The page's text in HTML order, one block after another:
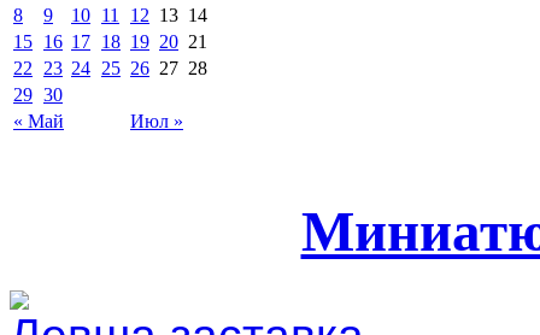
« Май Июл »
8
9 10 11 12 13 14
15 16 17 18 19 20 21
22
23 24 25 26 27 28
29 30